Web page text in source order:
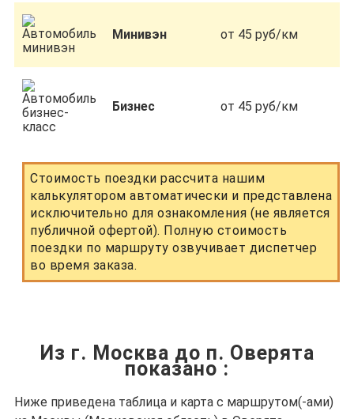
Минивэн от 45 руб/км
Бизнес от 45 руб/км
Стоимость поездки рассчита нашим
калькулятором автоматически и представлена
исключительно для ознакомления (не является
публичной офертой). Полную стоимость
поездки по маршруту озвучивает диспетчер
во время заказа.
Из г. Москва до п. Оверята
показано :
Ниже приведена таблица и карта с маршрутом(-ами)